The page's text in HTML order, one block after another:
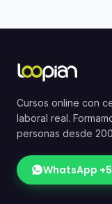
Cursos online con
laboral real.
personas desde
WhatsApp